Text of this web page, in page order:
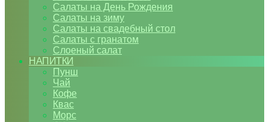
Салаты на День Рождения
Салаты на зиму
Салаты на свадебный стол
Салаты с гранатом
Слоеный салат
НАПИТКИ
Пунш
Чай
Кофе
Квас
Морс